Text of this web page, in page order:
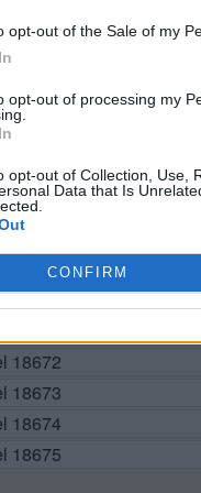
opt-out of the Sale of my
opt-out of processing my
opt-out of Collection, Use,
Data that Is
CONFIRM
BUSCAR
18666
18669
18670
18672
18673
18674
18675